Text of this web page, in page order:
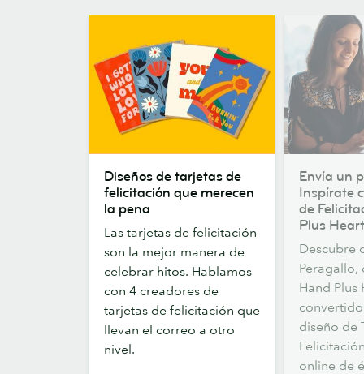
tarjetas
felicitación
que
merecen
pena
Diseños de tarjetas de
felicitación que merecen
la pena
Las tarjetas de felicitación
son la mejor manera de
celebrar hitos. Hablamos
con 4 creadores de
tarjetas de felicitación que
llevan el correo a otro
nivel.
poco
amor.
Inspírate
con
Tarjetas
Felicitación
Envía un
Inspírate
de
Plus
Descubre
Peragallo,
Hand Plus
diseño de
online de